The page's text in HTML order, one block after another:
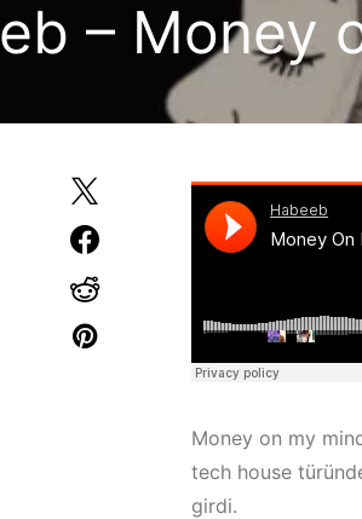
– Money
Money on my
tech house
girdi.